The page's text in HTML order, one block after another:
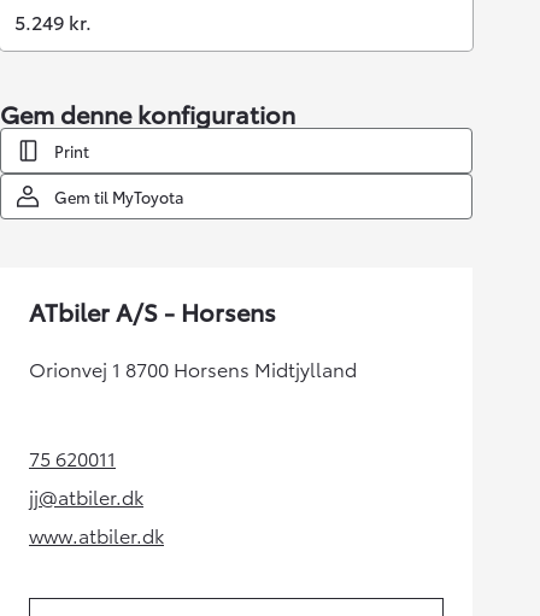
5.249 kr.
Gem denne konfiguration
Print
Gem til MyToyota
ATbiler A/S - Horsens
Orionvej 1 8700 Horsens Midtjylland
75 620011(Opens in new tab)
jj@atbiler.dk(Opens in new tab)
www.atbiler.dk(Opens in new tab)